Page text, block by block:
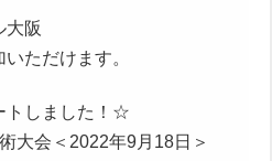
大阪
ただけます。
トしました！☆
大会＜2022年9月18日＞